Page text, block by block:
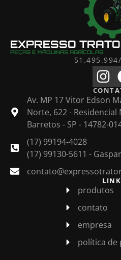
EXPRESSO
PEÇAS E MÁQUINAS AGRÍCOLAS
Av. MP 17 Vitor Edson
Norte, 622 - Residencial
Barretos - SP - 14782-
(17) 99194-4028
(17) 99130-5611 -
produtos
contato
empresa
política de